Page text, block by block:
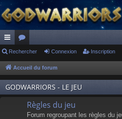
ac
co
ur
ci
or
u
m
s
Rechercher Connexion Inscription
Accueil du forum
GODWARRIORS - LE JEU
Règles du jeu
Forum regroupant les règles du